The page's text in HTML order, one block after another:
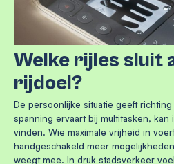
Welke rijles sluit
rijdoel?
De persoonlijke situatie geeft
spanning ervaart bij multitasken, kan
vinden. Wie maximale vrijheid in
handgeschakeld meer
weegt mee. In druk stadsverkeer